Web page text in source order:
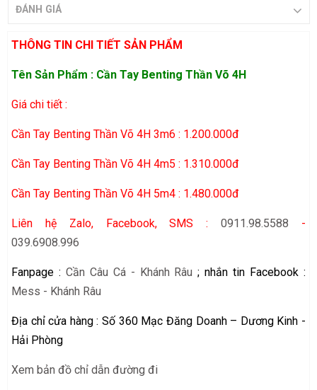
ĐÁNH GIÁ
THÔNG TIN CHI TIẾT SẢN PHẨM
Tên Sản Phẩm : Cần Tay Benting Thần Võ 4H
Giá chi tiết :
Cần Tay Benting Thần Võ 4H 3m6 : 1.200.000đ
Cần Tay Benting Thần Võ 4H 4m5 : 1.310.000đ
Cần Tay Benting Thần Võ 4H 5m4 : 1.480.000đ
Liên hệ Zalo, Facebook, SMS :0911.98.5588 -
039.6908.996
Fanpage : Cần Câu Cá - Khánh Râu ; nhắn tin Facebook :
Mess - Khánh Râu
Địa chỉ cửa hàng : Số 360 Mạc Đăng Doanh – Dương Kinh -
Hải Phòng
Xem bản đồ chỉ dẫn đường đi